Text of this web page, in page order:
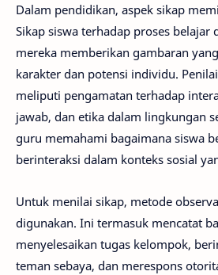
Dalam pendidikan, aspek sikap
Sikap siswa terhadap proses belajar
mereka memberikan gambaran
karakter dan potensi individu.
meliputi pengamatan terhadap
jawab, dan etika dalam lingkungan
guru memahami bagaimana siswa
berinteraksi dalam konteks sosial
Untuk menilai sikap, metode
digunakan. Ini termasuk mencatat
menyelesaikan tugas kelompok,
teman sebaya, dan merespons